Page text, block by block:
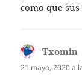
como que
Txomin
21 mayo, 2020 a